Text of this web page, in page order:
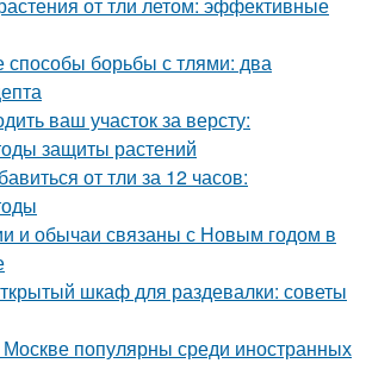
борьбы с тлями: два
ваш участок за версту:
защиты растений
от тли за 12 часов:
и обычаи связаны с Новым годом в
шкаф для раздевалки: советы
Москве популярны среди иностранных